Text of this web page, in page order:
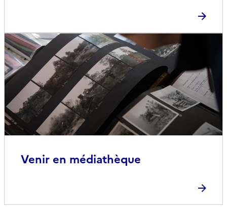
Venir en médiathèque